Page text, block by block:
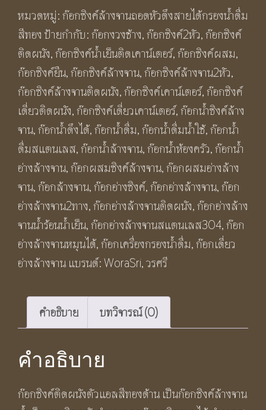
ติด
ผนัง
ตัว
แอ
ล
สี
ทอง
ด้าน
BF272
L
Elegant
L
Shape
Kitchen
Faucet
ชิ้น
หมวดหมู่:ก๊อกซิงค์ล้างจานถอดหัวดึงสายได้กรองน้ำดื่ม
สีทอง ป้ายกำกับ:ก๊อกงวงช้าง,ก๊อกซิงค์2หัว,ก๊อกซิงค์
ติดผนัง,ก๊อกซิงค์น้ำเย็นติดเคาน์เตอร์,ก๊อกซิงค์ผสม,
ก๊อกซิงค์ยืน,ก๊อกซิงค์ล้างจาน,ก๊อกซิงค์ล้างจาน2หัว,
ก๊อกซิงค์ล้างจานติดผนัง,ก๊อกซิงค์เคาน์เตอร์,ก๊อกซิงค์
เดี่ยวติดผนัง,ก๊อกซิงค์เดี่ยวเคาน์เตอร์,ก๊อกน้ำซิงค์ล้าง
จาน,ก๊อกน้ำดึงได้,ก๊อกน้ำดื่ม,ก๊อกน้ำดื่มน้ำใช้,ก๊อกน้ำ
ดื่มสแตนเลส,ก๊อกน้ำล้างจาน,ก๊อกน้ำห้องครัว,ก๊อกน้ำ
อ่างล้างจาน,ก๊อกผสมซิงค์ล้างจาน,ก๊อกผสมอ่างล้าง
จาน,ก๊อกล้างจาน,ก๊อกอ่างซิงค์,ก๊อกอ่างล้างจาน,ก๊อก
อ่างล้างจาน2ทาง,ก๊อกอ่างล้างจานติดผนัง,ก๊อกอ่างล้าง
จานน้ำร้อนน้ำเย็น,ก๊อกอ่างล้างจานสแตนเลส304,ก๊อก
อ่างล้างจานหมุนได้,ก๊อกเครื่องกรองน้ำดื่ม,ก๊อกเดี่ยว
อ่างล้างจาน แบรนด์:WoraSri,วรศรี
คำอธิบาย บทวิจารณ์ (0)
คำอธิบาย
ก๊อกซิงค์ติดผนังตัวแอลสีทองด้าน เป็นก๊อกซิงค์ล้างจาน